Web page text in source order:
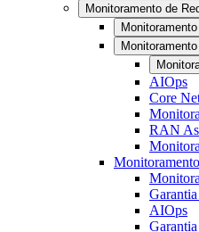
Monitoramento de
AIOps
Core
RAN
AIOps